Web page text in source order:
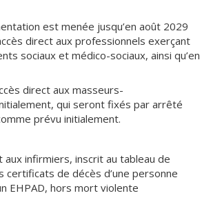
est menée jusqu’en août 2029
direct aux professionnels exerçant
sociaux et médico-sociaux, ainsi qu’en
direct aux masseurs-
qui seront fixés par arrêté
prévu initialement.
infirmiers, inscrit au tableau de
certificats de décès d’une personne
EHPAD, hors mort violente